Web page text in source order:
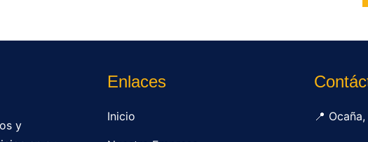
y
Enlaces
Inicio 📍